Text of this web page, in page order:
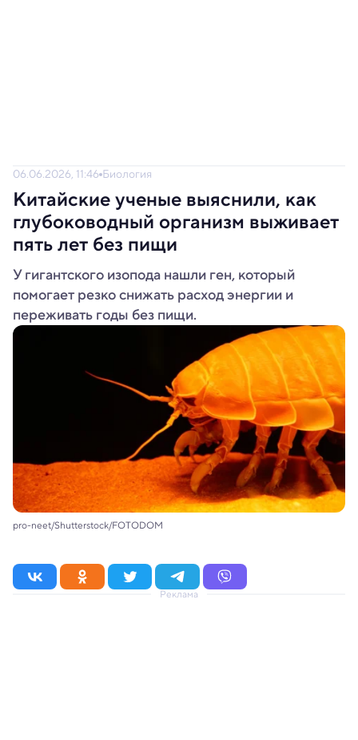
06.06.2026, 11:46 Биология
Китайские ученые выяснили, как
глубоководный организм выживает
пять лет без пищи
У гигантского изопода нашли ген, который
помогает резко снижать расход энергии и
переживать годы без пищи.
pro-neet/Shutterstock/FOTODOM
Реклама